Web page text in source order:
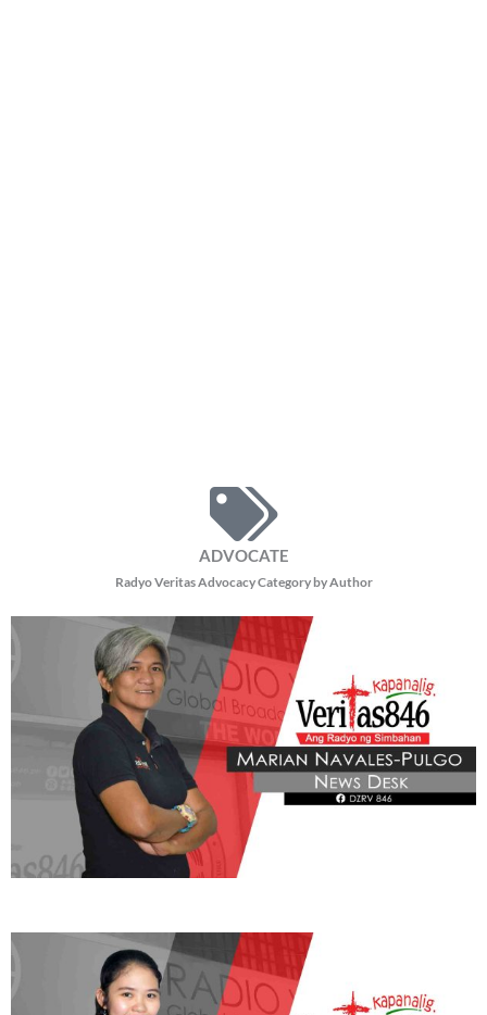
ADVOCATE
Radyo Veritas Advocacy Category by Author